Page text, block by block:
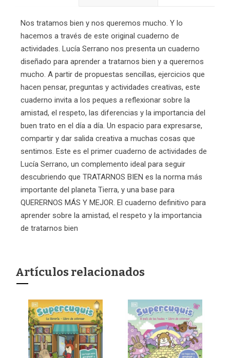
Nos tratamos bien y nos queremos mucho. Y lo
hacemos a través de este original cuaderno de
actividades. Lucía Serrano nos presenta un cuaderno
diseñado para aprender a tratarnos bien y a querernos
mucho. A partir de propuestas sencillas, ejercicios que
hacen pensar, preguntas y actividades creativas, este
cuaderno invita a los peques a reflexionar sobre la
amistad, el respeto, las diferencias y la importancia del
buen trato en el día a día. Un espacio para expresarse,
compartir y dar salida creativa a muchas cosas que
sentimos. Este es el primer cuaderno de actividades de
Lucía Serrano, un complemento ideal para seguir
descubriendo que TRATARNOS BIEN es la norma más
importante del planeta Tierra, y una base para
QUERERNOS MÁS Y MEJOR. El cuaderno definitivo para
aprender sobre la amistad, el respeto y la importancia
de tratarnos bien
Artículos relacionados